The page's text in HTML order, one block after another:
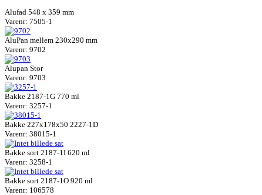
Alufad 548 x 359 mm
Varenr: 7505-1
AluPan mellem 230x290 mm
Varenr: 9702
Alupan Stor
Varenr: 9703
Bakke 2187-1G 770 ml
Varenr: 3257-1
Bakke 227x178x50 2227-1D
Varenr: 38015-1
Bakke sort 2187-1I 620 ml
Varenr: 3258-1
Bakke sort 2187-1O 920 ml
Varenr: 106578